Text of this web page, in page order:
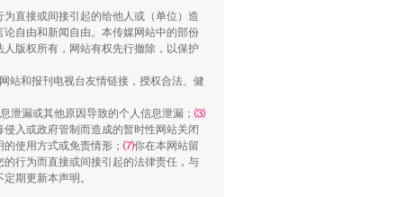
用生命托举生命
直接或间接引起的给他人或（单位）造
自由和新闻自由。本传媒网站中的部份
版权所有，网站有权先行撤除，以保护
站和报刊电视台友情链接，授权合法、健
泄漏或其他原因导致的个人信息泄漏； ⑶
入或政府管制而造成的暂时性网站关闭
使用方式或免责情形； ⑺你在本网站留
行为而直接或间接引起的法律责任，与
期更新本声明。